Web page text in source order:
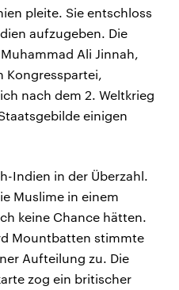
pleite. Sie entschloss
aufzugeben. Die
Ali Jinnah,
Kongresspartei,
nach dem 2. Weltkrieg
einigen
Indien in der Überzahl.
Muslime in einem
keine Chance hätten.
Mountbatten stimmte
Aufteilung zu. Die
zog ein britischer